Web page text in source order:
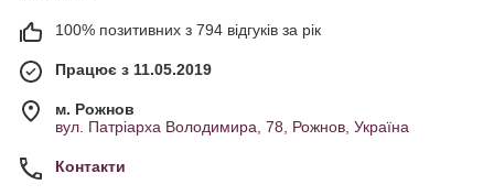
100% позитивних з 794 відгуків за рік
Працює з 11.05.2019
м. Рожнов
вул. Патріарха Володимира, 78, Рожнов, Україна
Контакти